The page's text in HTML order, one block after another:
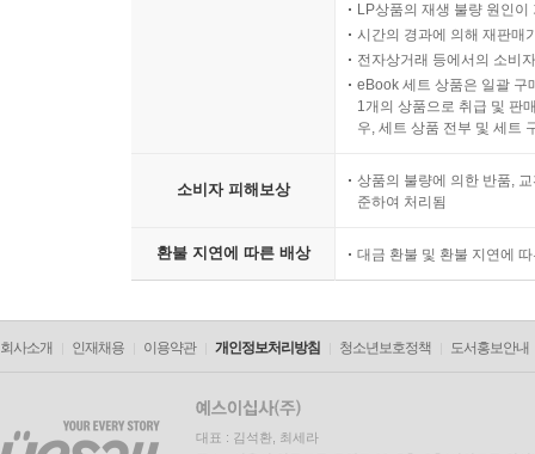
LP상품의 재생 불량 원인
시간의 경과에 의해 재판매
전자상거래 등에서의 소비
eBook 세트 상품은 일괄 구
1개의 상품으로 취급 및 판
우, 세트 상품 전부 및 세트
소비자 피해보상
상품의 불량에 의한 반품,
준하여 처리됨
환불 지연에 따른 배상 대금 환불 및 환불 지연에
회사소개 인재채용 이용약관 개인정보처리방침 청소년보호정책 도서홍보안내
대표 : 김석환, 최세라